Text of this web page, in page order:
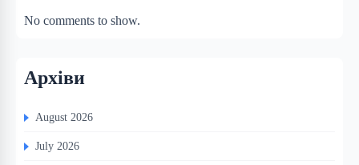
No comments to show.
Архіви
August 2026
July 2026